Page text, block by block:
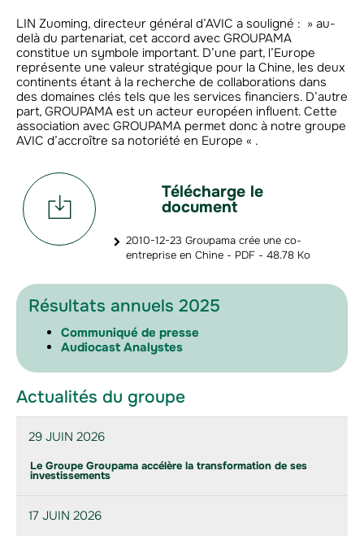
LIN Zuoming, directeur général d’AVIC a souligné : » au-
delà du partenariat, cet accord avec GROUPAMA
constitue un symbole important. D’une part, l’Europe
représente une valeur stratégique pour la Chine, les deux
continents étant à la recherche de collaborations dans
des domaines clés tels que les services financiers. D’autre
part, GROUPAMA est un acteur européen influent. Cette
association avec GROUPAMA permet donc à notre groupe
AVIC d’accroître sa notoriété en Europe « .
Télécharge le
document
2010-12-23 Groupama crée une co-
entreprise en Chine - PDF - 48.78 Ko
Résultats annuels 2025
Communiqué de presse
Audiocast Analystes
Actualités du groupe
29 JUIN 2026
Le Groupe Groupama accélère la transformation de ses
investissements
17 JUIN 2026